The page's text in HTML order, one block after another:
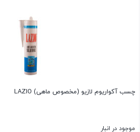
چسب آکواریوم لازیو (مخصوص ماهی) LAZIO
موجود در انبار